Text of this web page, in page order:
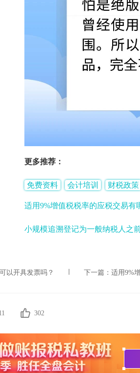
更多推荐：
免费资料 会计培训 财税政策
适用9%增值税税率的应税交易有
小规模追溯登记为一般纳税人之
以开具发票吗？ 下一篇： 适用9%
302